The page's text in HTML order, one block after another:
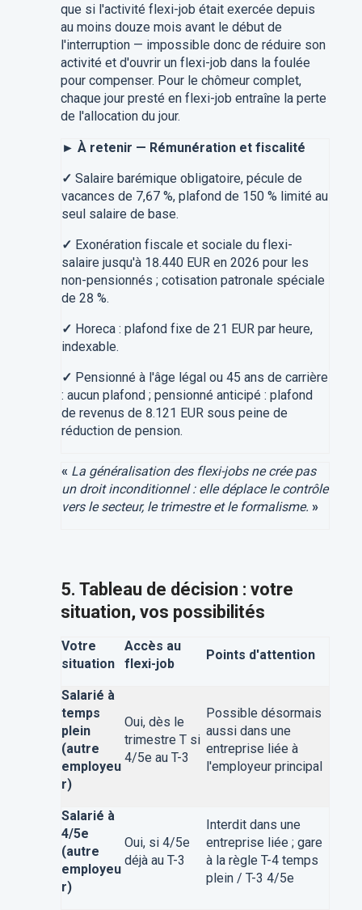
que si l'activité flexi-job était exercée depuis
au moins douze mois avant le début de
l'interruption — impossible donc de réduire son
activité et d'ouvrir un flexi-job dans la foulée
pour compenser. Pour le chômeur complet,
chaque jour presté en flexi-job entraîne la perte
de l'allocation du jour.
► À retenir — Rémunération et fiscalité
✓ Salaire barémique obligatoire, pécule de
vacances de 7,67 %, plafond de 150 % limité au
seul salaire de base.
✓ Exonération fiscale et sociale du flexi-
salaire jusqu'à 18.440 EUR en 2026 pour les
non-pensionnés ; cotisation patronale spéciale
de 28 %.
✓ Horeca : plafond fixe de 21 EUR par heure,
indexable.
✓ Pensionné à l'âge légal ou 45 ans de carrière
: aucun plafond ; pensionné anticipé : plafond
de revenus de 8.121 EUR sous peine de
réduction de pension.
« La généralisation des flexi-jobs ne crée pas
un droit inconditionnel : elle déplace le contrôle
vers le secteur, le trimestre et le formalisme. »
5. Tableau de décision : votre
situation, vos possibilités
Votre
situation
Accès au
flexi-job
Points d'attention
Salarié à
temps
plein
(autre
employeu
r)
Oui, dès le
trimestre T si
4/5e au T-3
Possible désormais
aussi dans une
entreprise liée à
l'employeur principal
Salarié à
4/5e
(autre
employeu
r)
Oui, si 4/5e
déjà au T-3
Interdit dans une
entreprise liée ; gare
à la règle T-4 temps
plein / T-3 4/5e